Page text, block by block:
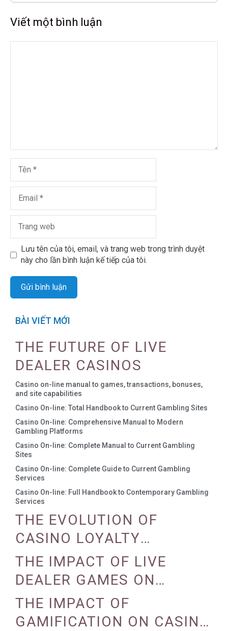
Viết một bình luận
Lưu tên của tôi, email, và trang web trong trình duyệt
này cho lần bình luận kế tiếp của tôi.
BÀI VIẾT MỚI
THE FUTURE OF LIVE
DEALER CASINOS
Casino on-line manual to games, transactions, bonuses,
and site capabilities
Casino On-line: Total Handbook to Current Gambling Sites
Casino On-line: Comprehensive Manual to Modern
Gambling Platforms
Casino On-line: Complete Manual to Current Gambling
Sites
Casino On-line: Complete Guide to Current Gambling
Services
Casino On-line: Full Handbook to Contemporary Gambling
Services
THE EVOLUTION OF
CASINO LOYALTY
PROGRAMS
THE IMPACT OF LIVE
DEALER GAMES ON
CASINO EXPERIENCE
THE IMPACT OF
GAMIFICATION ON CASINO